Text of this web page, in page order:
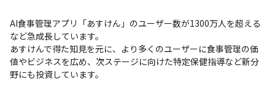
AI食事管理アプリ「あすけん」のユーザー数が1300万人を超える
など急成長しています。
あすけんで得た知見を元に、より多くのユーザーに食事管理の価
値やビジネスを広め、次ステージに向けた特定保健指導など新分
野にも投資しています。